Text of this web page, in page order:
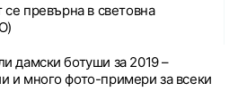
се превърна в световна
дамски ботуши за 2019 –
и много фото-примери за всеки